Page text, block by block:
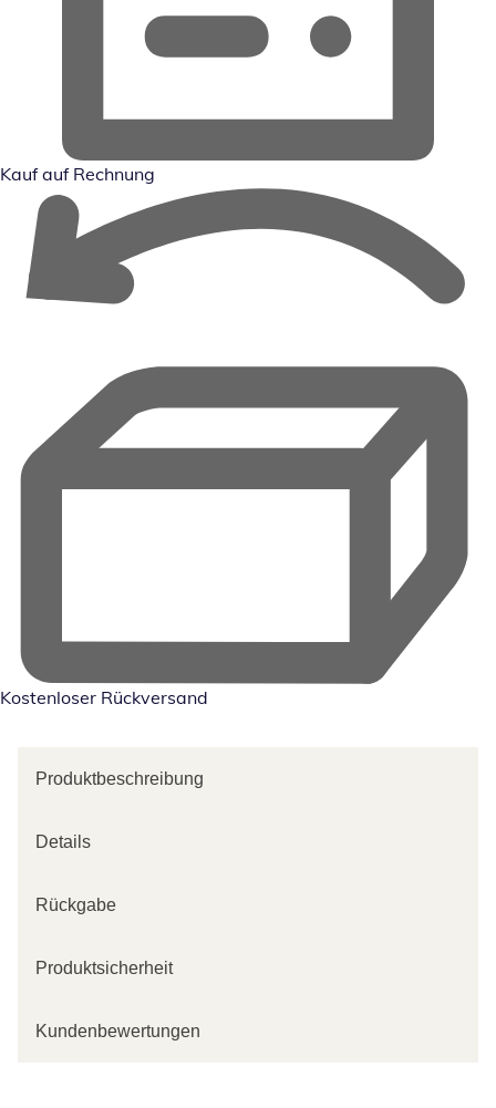
Kauf auf Rechnung
Kostenloser Rückversand
Produktbeschreibung
Details
Rückgabe
Produktsicherheit
Kundenbewertungen